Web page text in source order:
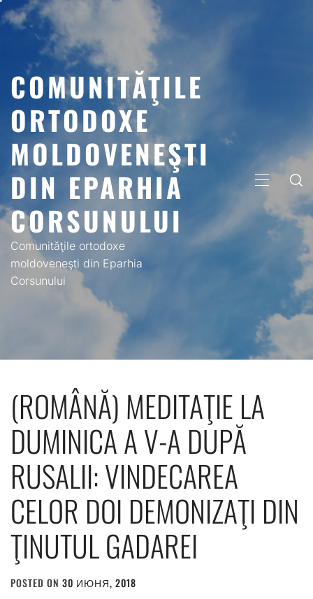
Skip
to
content
COMUNITĂŢILE
ORTODOXE
MOLDOVENEŞTI
DIN EPARHIA
CORSUNULUI
Comunităţile ortodoxe
moldoveneşti din Eparhia
Corsunului
PRIMARY
MENU
(ROMÂNĂ) MEDITAŢIE LA
DUMINICA A V-A DUPĂ
RUSALII: VINDECAREA
CELOR DOI DEMONIZAŢI DIN
ŢINUTUL GADAREI
POSTED ON 30 ИЮНЯ, 2018